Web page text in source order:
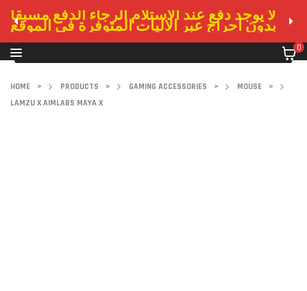
لا يوجد دفع عند الاستلام الرجاء الدفع مسبقا
بدون احراج عبر الاليات المتوفرة في الموقع
0
HOME > PRODUCTS > GAMING ACCESSORIES > MOUSE
>
LAMZU X AIMLABS MAYA X